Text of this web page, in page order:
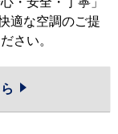
適な空調のご提
さい。